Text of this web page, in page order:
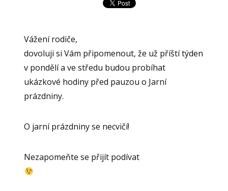
Vážení rodiče,
dovoluji si Vám připomenout, že už příští týden
v pondělí a ve středu budou probíhat
ukázkové hodiny před pauzou o Jarní
prázdniny.
O jarní prázdniny se necvičí!
Nezapomeňte se přijít podívat